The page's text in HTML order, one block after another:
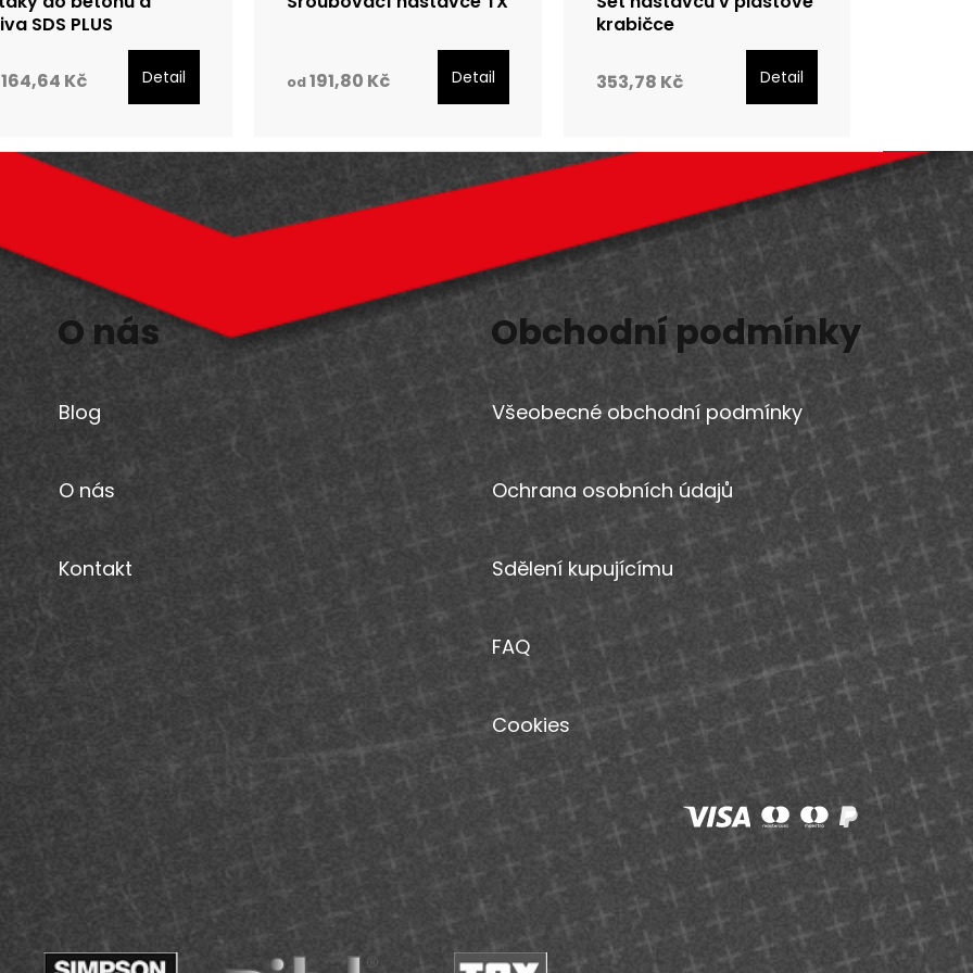
SDS PLUS
Kč Detail od191,80 Kč Detail
krabičce
353,78 Kč Detail
O nás
Blog
O nás
Kontakt
Obchodní podmínky
Všeobecné obchodní podmínky
Ochrana osobních údajů
Sdělení kupujícímu
FAQ
Cookies